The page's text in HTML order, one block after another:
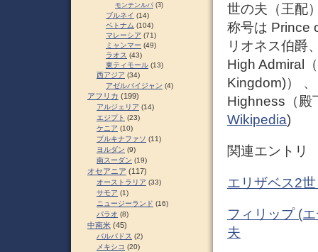
世の夫（王配
称号は Prince
リオネス伯爵
High Admiral
Kingdom)）
Highness（殿
Wikipedia)
関連エントリ
エリザベス2
フィリップ (
夫
モンテンルパ (3)
ブルネイ (14)
ベトナム (104)
マレーシア (71)
ミャンマー (49)
ラオス (43)
東ティモール (13)
西アジア (34)
アゼルバイジャン (4)
アフリカ (199)
アルジェリア (14)
エジプト (23)
ケニア (10)
ブルキナファソ (11)
ヨルダン (9)
南スーダン (19)
オセアニア (117)
オーストラリア (33)
サモア (1)
ニュージーランド (16)
パラオ (8)
中南米 (45)
バルバドス (2)
メキシコ (20)